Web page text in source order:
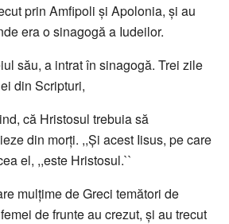
prin Amfipoli şi Apolonia, şi au
era o sinagogă a Iudeilor.
său, a intrat în sinagogă. Trei zile
din Scripturi,
că Hristosul trebuia să
din morţi. ,,Şi acest Iisus, pe care
el, ,,este Hristosul.``
mulţime de Greci temători de
de frunte au crezut, şi au trecut